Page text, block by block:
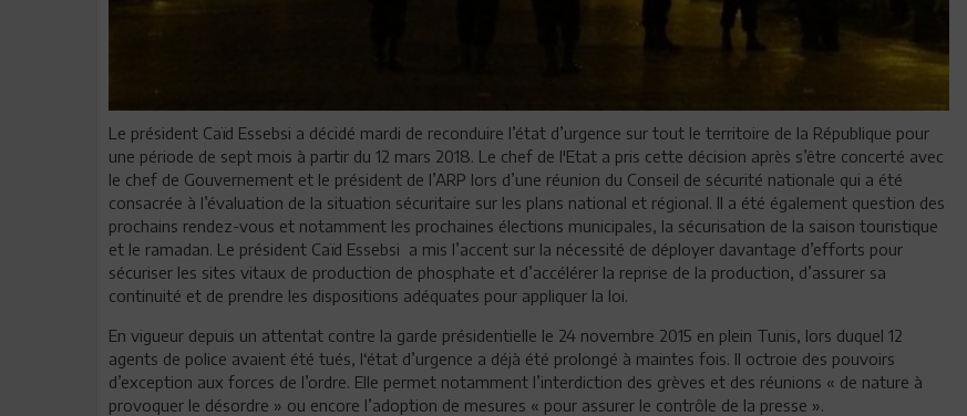
Le président Caïd Essebsi a décidé mardi de reconduire l’état d’urgence sur tout le territoire de la République pour
une période de sept mois à partir du 12 mars 2018. Le chef de l'Etat a pris cette décision après s’être concerté avec
le chef de Gouvernement et le président de l’ARP lors d’une réunion du Conseil de sécurité nationale qui a été
consacrée à l’évaluation de la situation sécuritaire sur les plans national et régional. Il a été également question des
prochains rendez-vous et notamment les prochaines élections municipales, la sécurisation de la saison touristique
et le ramadan. Le président Caïd Essebsi a mis l’accent sur la nécessité de déployer davantage d’efforts pour
sécuriser les sites vitaux de production de phosphate et d’accélérer la reprise de la production, d’assurer sa
continuité et de prendre les dispositions adéquates pour appliquer la loi.
En vigueur depuis un attentat contre la garde présidentielle le 24 novembre 2015 en plein Tunis, lors duquel 12
agents de police avaient été tués, l‘état d’urgence a déjà été prolongé à maintes fois. Il octroie des pouvoirs
d’exception aux forces de l’ordre. Elle permet notamment l’interdiction des grèves et des réunions « de nature à
provoquer le désordre » ou encore l’adoption de mesures « pour assurer le contrôle de la presse ».